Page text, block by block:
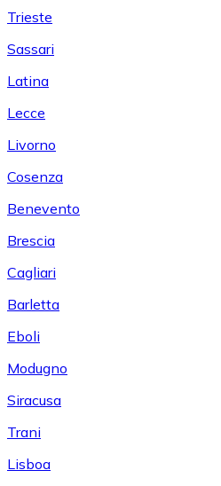
Trieste
Sassari
Latina
Lecce
Livorno
Cosenza
Benevento
Brescia
Cagliari
Barletta
Eboli
Modugno
Siracusa
Trani
Lisboa